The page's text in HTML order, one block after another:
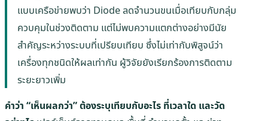
แบบเครือข่ายพบว่า Diode ลดจำนวนขนเมื่อเทียบกับกลุ่ม
ควบคุมในช่วงติดตาม แต่ไม่พบความแตกต่างอย่างมีนัย
สำคัญระหว่างระบบที่เปรียบเทียบ ซึ่งไม่เท่ากับพิสูจน์ว่า
เครื่องทุกชนิดให้ผลเท่ากัน ผู้วิจัยยังเรียกร้องการติดตาม
ระยะยาวเพิ่ม
คำว่า “เห็นผลกว่า” ต้องระบุเทียบกับอะไร ที่เวลาใด และวัด